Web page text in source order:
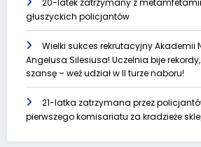
głuszyckich policjantów
Wielki sukces rekrutacyjny Akademii
Angelusa Silesiusa! Uczelnia bije
szansę – weź udział w II turze naboru!
21-latka zatrzymana przez
pierwszego komisariatu za kradzieże